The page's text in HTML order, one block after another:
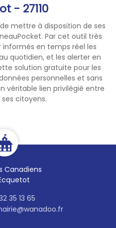
- 27110
mettre à disposition de ses
Par cet outil très
en temps réel les
quotidien, et les alerter en
solution gratuite pour les
personnelles et sans
véritable lien privilégié entre
citoyens.
Canadiens
35 13 65
à Sainte-
Bosc
au
de-
19h30
: feu d'artifice,
exclusive.
:
15€
et
et